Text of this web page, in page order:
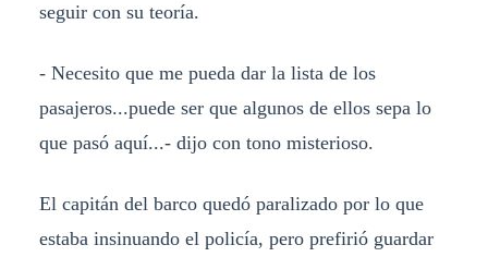
seguir con su teoría.
- Necesito que me pueda dar la lista de los
pasajeros...puede ser que algunos de ellos sepa lo
que pasó aquí...- dijo con tono misterioso.
El capitán del barco quedó paralizado por lo que
estaba insinuando el policía, pero prefirió guardar